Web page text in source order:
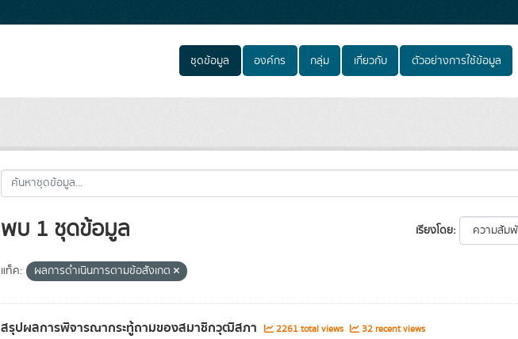
ชุดข้อมูล องค์กร กลุ่ม เกี่ยวกับ ตัวอย่างการใช้ข้อมูล
เรียงโดย
พบ 1 ชุดข้อมูล
แท็ค: ผลการดำเนินการตามข้อสังเกต
สรุปผลการพิจารณากระทู้ถามของสมาชิกวุฒิสภา 2261 total views 32 recent views